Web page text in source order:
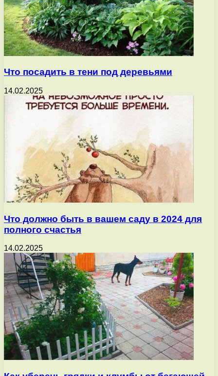
Что посадить в тени под деревьями
14.02.2025
Что должно быть в вашем саду в 2024 для
полного счастья
14.02.2025